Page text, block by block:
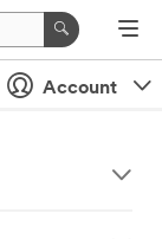
Account